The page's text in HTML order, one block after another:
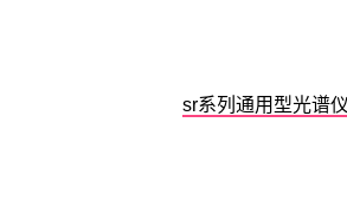
sr系列通用型光谱仪